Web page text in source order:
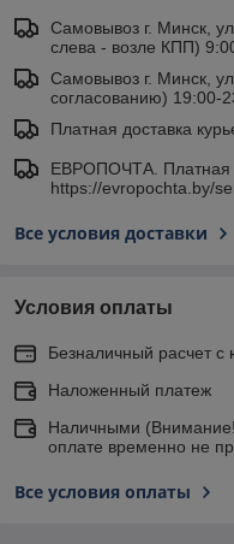
Самовывоз г. Минск,
слева - возле КПП)
Самовывоз г. Минск,
согласованию) 19:00-
Платная доставка
ЕВРОПОЧТА. Платная
https://evropochta.by/
Все условия доставки
Условия оплаты
Безналичный расчет
Наложенный платеж
Наличными
оплате временно не
Все условия оплаты